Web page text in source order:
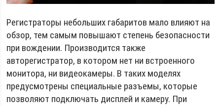
Регистраторы небольших габаритов мало влияют на
обзор, тем самым повышают степень безопасности
при вождении. Производится также
авторегистратор, в котором нет ни встроенного
монитора, ни видеокамеры. В таких моделях
предусмотрены специальные разъемы, которые
позволяют подключать дисплей и камеру. При